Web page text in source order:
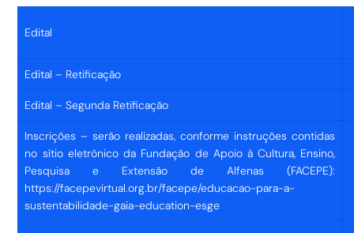
Edital
Edital – Retificação
Edital – Segunda Retificação
Inscrições – serão realizadas, conforme instruções contidas
no sítio eletrônico da Fundação de Apoio à Cultura, Ensino,
Pesquisa e Extensão de Alfenas (FACEPE):
https://facepevirtual.org.br/facepe/educacao-para-a-
sustentabilidade-gaia-education-esge